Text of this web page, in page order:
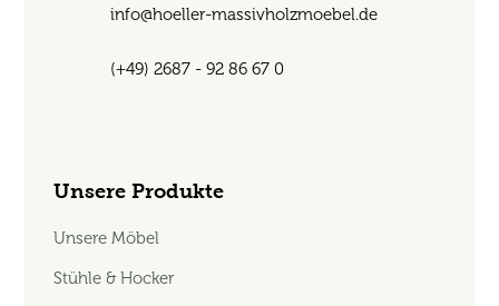
info@hoeller-massivholzmoebel.de
(+49) 2687 - 92 86 67 0
Unsere Produkte
Unsere Möbel
Stühle & Hocker